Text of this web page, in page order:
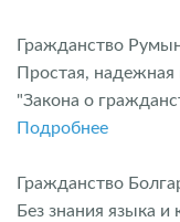
Гражданство
Простая, надежная
"Закона о
Подробнее
Гражданство
Без знания языка и